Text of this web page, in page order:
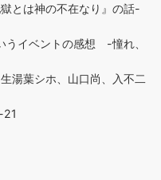
とは神の不在なり』の話-
うイベントの感想 -憧れ、
湯葉シホ、山口尚、入不二